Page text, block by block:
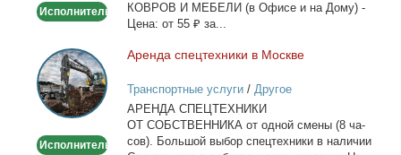
Исполнитель
КОВРОВ И МЕБЕЛИ (в Офи­се и на До­му) -
Це­на: от 55 ₽ за...
Аренда
спецтехники
в
Москве
Исполнитель
Арен­да спец­тех­ни­ки в Москве
Транспортные услуги/ Другое
АРЕНДА СПЕЦТЕХНИКИ
ОТ СОБСТВЕННИКА от од­ной сме­ны (8 ча­
сов). Боль­шой вы­бор спец­тех­ни­ки в на­ли­чии